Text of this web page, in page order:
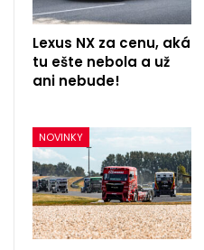
Lexus NX za cenu, aká
tu ešte nebola a už
ani nebude!
NOVINKY